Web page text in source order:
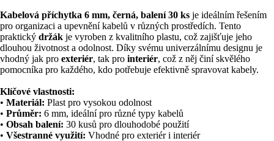
Kabelová příchytka 6 mm, černá, balení 30 ks je ideálním řešením
pro organizaci a upevnění kabelů v různých prostředích. Tento
praktický držák je vyroben z kvalitního plastu, což zajišťuje jeho
dlouhou životnost a odolnost. Díky svému univerzálnímu designu je
vhodný jak pro exteriér, tak pro interiér, což z něj činí skvělého
pomocníka pro každého, kdo potřebuje efektivně spravovat kabely.
Klíčové vlastnosti:
• Materiál: Plast pro vysokou odolnost
• Průměr: 6 mm, ideální pro různé typy kabelů
• Obsah balení: 30 kusů pro dlouhodobé použití
• Všestranné využití: Vhodné pro exteriér i interiér